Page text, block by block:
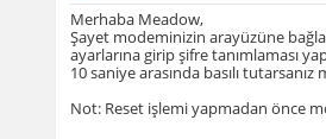
Merhaba Meadow,
Şayet modeminizin arayüzüne
ayarlarına girip şifre tanımlaması
10 saniye arasında basılı
Not: Reset işlemi yapmadan önce